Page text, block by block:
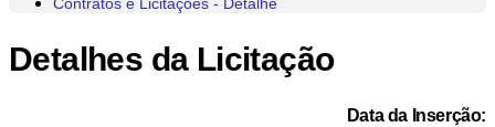
Contratos e Licitações - Detalhe
Detalhes da Licitação
Data da Inserção: